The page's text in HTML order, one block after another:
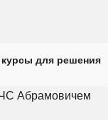
курсы для решения